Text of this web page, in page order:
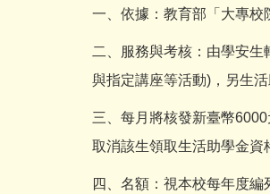
一、依據：教育部「大專校
二、服務與考核：由學安
與指定講座等活動)，另生
三、每月將核發新臺幣
取消該生領取生活助學金資
四、名額：視本校每年度編